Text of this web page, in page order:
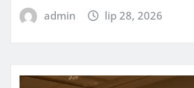
admin lip 28, 2026